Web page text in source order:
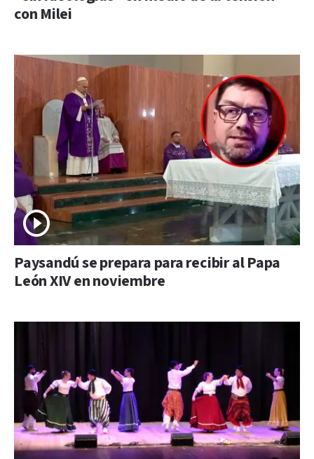
con Milei
Paysandú se prepara para recibir al Papa
León XIV en noviembre